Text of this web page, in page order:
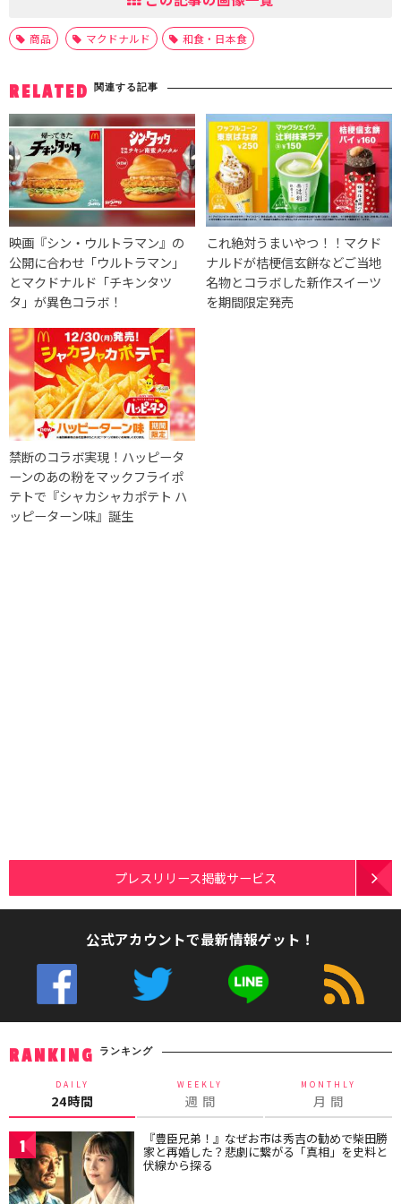
商品 マクドナルド 和食・日本食
RELATED 関連する記事
映画『シン・ウルトラマン』の
公開に合わせ「ウルトラマン」
とマクドナルド「チキンタツ
タ」が異色コラボ！
これ絶対うまいやつ！！マクド
ナルドが桔梗信玄餅などご当地
名物とコラボした新作スイーツ
を期間限定発売
禁断のコラボ実現！ハッピータ
ーンのあの粉をマックフライポ
テトで『シャカシャカポテト ハ
ッピーターン味』誕生
プレスリリース掲載サービス
公式アカウントで最新情報ゲット！
RANKING ランキング
DAILY
24時間
WEEKLY
週 間
MONTHLY
月 間
1 『豊臣兄弟！』なぜお市は秀吉の勧めで柴田勝
家と再婚した？悲劇に繋がる「真相」を史料と
伏線から探る